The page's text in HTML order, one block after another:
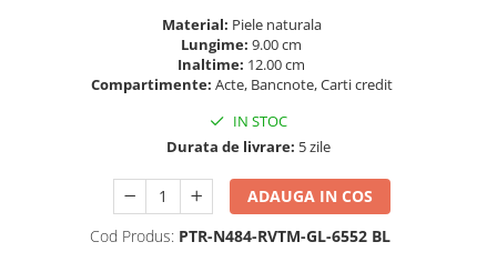
Material: Piele naturala
Lungime: 9.00 cm
Inaltime: 12.00 cm
Compartimente: Acte, Bancnote, Carti credit
IN STOC
Durata de livrare: 5 zile
ADAUGA IN COS
Cod Produs: PTR-N484-RVTM-GL-6552 BL